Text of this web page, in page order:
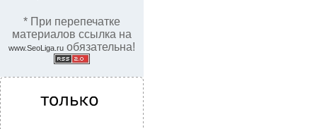
* При перепечатке
материалов ссылка на
www.SeoLiga.ru обязательна!